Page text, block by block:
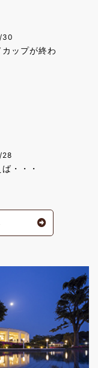
30
ップが終わ
28
・・・